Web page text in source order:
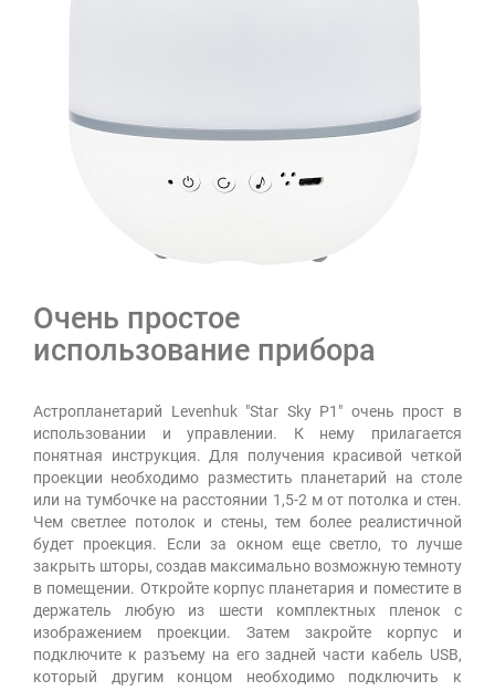
Очень простое
использование прибора
Астропланетарий Levenhuk "Star Sky P1" очень прост в
использовании и управлении. К нему прилагается
понятная инструкция. Для получения красивой четкой
проекции необходимо разместить планетарий на столе
или на тумбочке на расстоянии 1,5-2 м от потолка и стен.
Чем светлее потолок и стены, тем более реалистичной
будет проекция. Если за окном еще светло, то лучше
закрыть шторы, создав максимально возможную темноту
в помещении. Откройте корпус планетария и поместите в
держатель любую из шести комплектных пленок с
изображением проекции. Затем закройте корпус и
подключите к разъему на его задней части кабель USB,
который другим концом необходимо подключить к